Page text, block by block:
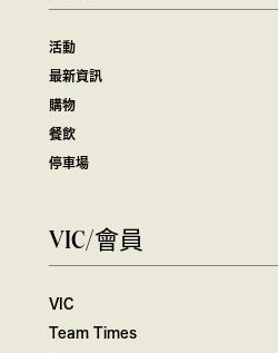
活動
最新資訊
購物
餐飲
停車場
VIC/會員
VIC
Team Times